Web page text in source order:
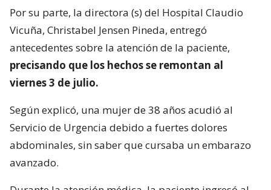
Por su parte, la directora (s) del Hospital Claudio
Vicuña, Christabel Jensen Pineda, entregó
antecedentes sobre la atención de la paciente,
precisando que los hechos se remontan al
viernes 3 de julio.
Según explicó, una mujer de 38 años acudió al
Servicio de Urgencia debido a fuertes dolores
abdominales, sin saber que cursaba un embarazo
avanzado.